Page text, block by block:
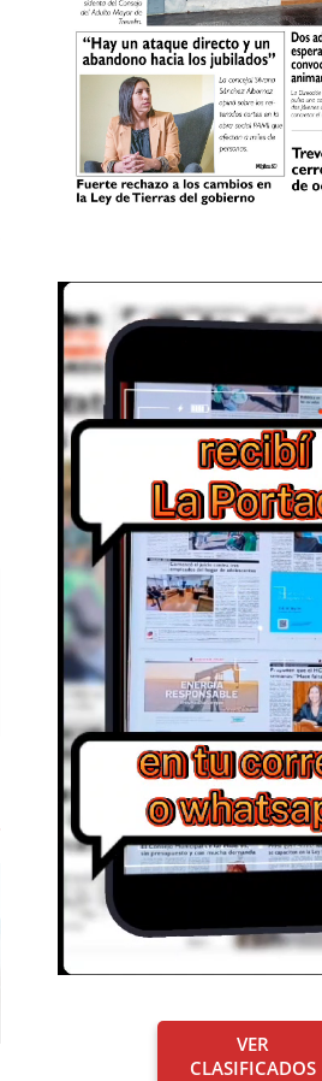
VER
CLASIFICADOS